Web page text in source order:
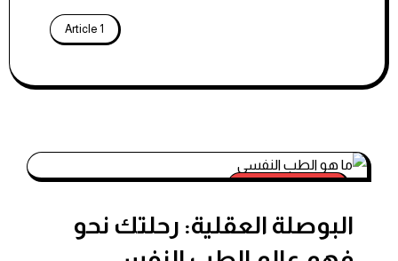
1 Article
استشارات نفسية
البوصلة العقلية: رحلتك نحو